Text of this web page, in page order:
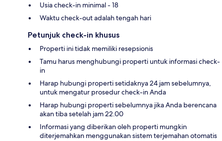
Usia check-in minimal - 18
Waktu check-out adalah tengah hari
Petunjuk check-in khusus
Properti ini tidak memiliki resepsionis
Tamu harus menghubungi properti untuk informasi check-
in
Harap hubungi properti setidaknya 24 jam sebelumnya,
untuk mengatur prosedur check-in Anda
Harap hubungi properti sebelumnya jika Anda berencana
akan tiba setelah jam 22.00
Informasi yang diberikan oleh properti mungkin
diterjemahkan menggunakan sistem terjemahan otomatis